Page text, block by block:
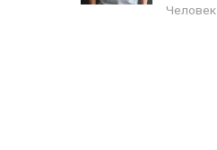
Человек